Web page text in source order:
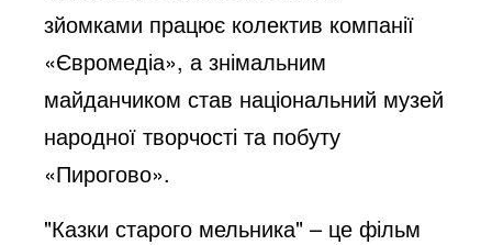
зйомками працює колектив компанії
«Євромедіа», а знімальним
майданчиком став національний музей
народної творчості та побуту
«Пирогово».
"Казки старого мельника" – це фільм